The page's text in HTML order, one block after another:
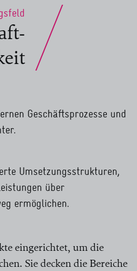
Geschäftsprozesse und
Umsetzungsstrukturen,
über
ermöglichen.
eingerichtet, um die
Sie decken die Bereiche